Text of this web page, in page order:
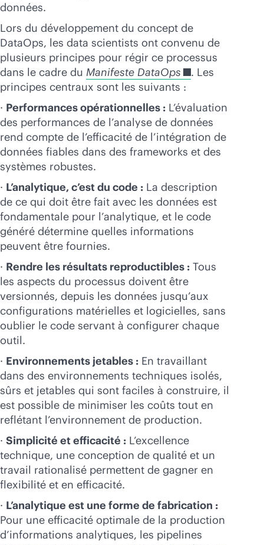
données.
Lors du développement du concept de
DataOps, les data scientists ont convenu de
plusieurs principes pour régir ce processus
dans le cadre du Manifeste DataOps
. Les
principes centraux sont les suivants :
· Performances opérationnelles : L’évaluation
des performances de l’analyse de données
rend compte de l’efficacité de l’intégration de
données fiables dans des frameworks et des
systèmes robustes.
· L’analytique, c’est du code : La description
de ce qui doit être fait avec les données est
fondamentale pour l’analytique, et le code
généré détermine quelles informations
peuvent être fournies.
· Rendre les résultats reproductibles : Tous
les aspects du processus doivent être
versionnés, depuis les données jusqu’aux
configurations matérielles et logicielles, sans
oublier le code servant à configurer chaque
outil.
· Environnements jetables : En travaillant
dans des environnements techniques isolés,
sûrs et jetables qui sont faciles à construire, il
est possible de minimiser les coûts tout en
reflétant l’environnement de production.
· Simplicité et efficacité : L’excellence
technique, une conception de qualité et un
travail rationalisé permettent de gagner en
flexibilité et en efficacité.
· L’analytique est une forme de fabrication :
Pour une efficacité optimale de la production
d’informations analytiques, les pipelines